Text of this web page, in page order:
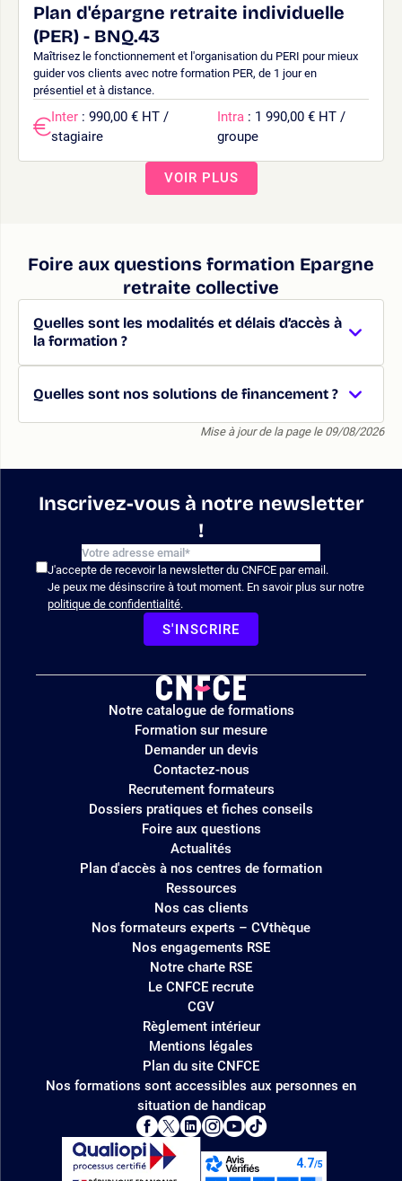
Plan d'épargne retraite individuelle
(PER) - BNQ.43
Maîtrisez le fonctionnement et l'organisation du PERI pour mieux
guider vos clients avec notre formation PER, de 1 jour en
présentiel et à distance.
Inter : 990,00 € HT /
stagiaire
Intra : 1 990,00 € HT /
groupe
VOIR PLUS
Foire aux questions formation Epargne
retraite collective
Quelles sont les modalités et délais d’accès à
la formation ?
Quelles sont nos solutions de financement ?
Mise à jour de la page le 09/08/2026
Inscrivez-vous à notre newsletter
!
J'accepte de recevoir la newsletter du CNFCE par email.
Je peux me désinscrire à tout moment. En savoir plus sur notre
politique de confidentialité.
S'INSCRIRE
Logo
site
Notre catalogue de formations
Formation sur mesure
Demander un devis
Contactez-nous
Recrutement formateurs
Dossiers pratiques et fiches conseils
Foire aux questions
Actualités
Plan d'accès à nos centres de formation
Ressources
Nos cas clients
Nos formateurs experts – CVthèque
Nos engagements RSE
Notre charte RSE
Le CNFCE recrute
CGV
Règlement intérieur
Mentions légales
Plan du site CNFCE
Nos formations sont accessibles aux personnes en
situation de handicap